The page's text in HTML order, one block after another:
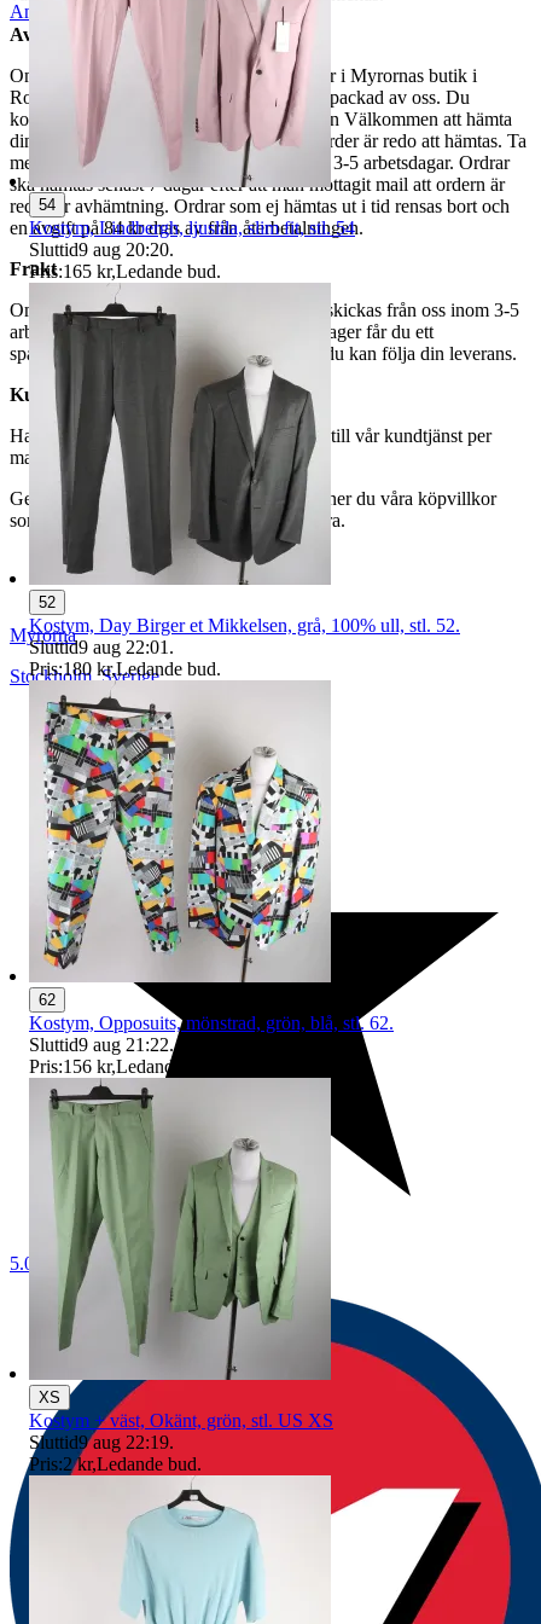
Avhämtning
Om du väljer avhämtning hämtas din order i Myrornas butik i
Ropsten, Kolargatan 2 efter den har blivit packad av oss. Du
kommer att få ett separat mail med rubriken Välkommen att hämta
din order på Myrorna i Ropsten! när din order är redo att hämtas. Ta
med legitimation. Hanteringstiden är cirka 3-5 arbetsdagar. Ordrar
ska hämtas senast 7 dagar efter att man mottagit mail att ordern är
redo för avhämtning. Ordrar som ej hämtas ut i tid rensas bort och
en avgift på 84 kr dras av från återbetalningen.
Frakt
Om du har valt frakt kommer din vara att skickas från oss inom 3-5
arbetsdagar. När din vara har lämnat vårt lager får du ett
spårningsnummer av DSV inom kort där du kan följa din leverans.
Kundservice
Har du frågor eller funderingar hör av dig till vår kundtjänst per
mail:
webbshop@myrorna.se.
Genom att buda på våra annonser godkänner du våra köpvillkor
som du hittar på vår infosida här på Tradera.
Anmäl Sälj liknande
Myrorna
Stockholm,Sverige
5.0
54
Kostym, Lindbergh, ljuslila, slim fit, stl. 54
Sluttid9 aug 20:20.
Pris:165 kr,Ledande bud.
52
Kostym, Day Birger et Mikkelsen, grå, 100% ull, stl. 52.
Sluttid9 aug 22:01 .
Pris:180 kr,Ledande bud.
62
Kostym, Opposuits, mönstrad, grön, blå, stl. 62.
Sluttid9 aug 21:22.
Pris:156 kr,Ledande bud
XS
Kostym + väst, Okänt, grön, stl. US XS
Sluttid9 aug 22:19.
Pris:2 kr,Ledande bud.